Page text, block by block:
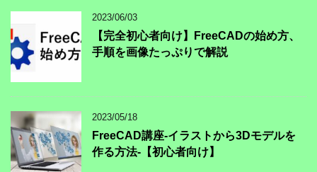
2023/06/03
【完全初心者向け】FreeCADの始め方、
手順を画像たっぷりで解説
2023/05/18
FreeCAD講座-イラストから3Dモデルを
作る方法-【初心者向け】